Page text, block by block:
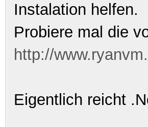
Instalation helfen.
Probiere mal die
http://
Eigentlich reicht